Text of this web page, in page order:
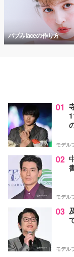
バブみfaceの作り方
01
モデル
02
モデル
03
モデル